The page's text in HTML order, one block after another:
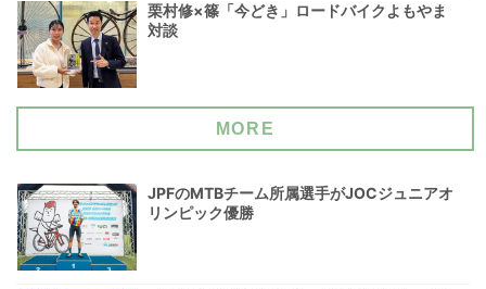
栗村修×篠「今どき」ロードバイクよもやま
対談
MORE
JPFのMTBチーム所属選手がJOCジュニアオ
リンピック優勝